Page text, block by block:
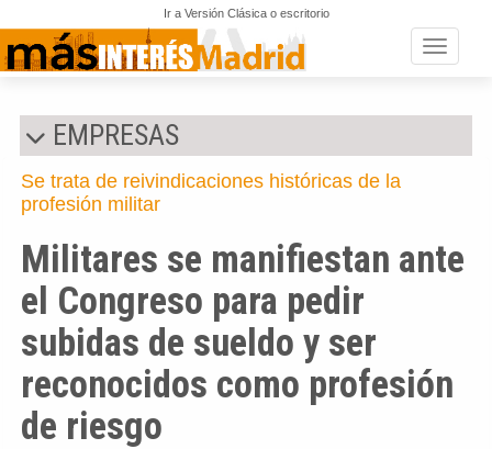
Ir a Versión Clásica o escritorio
Toggle
EMPRESAS
Se trata de reivindicaciones históricas de la
profesión militar
Militares se manifiestan ante
el Congreso para pedir
subidas de sueldo y ser
reconocidos como profesión
de riesgo